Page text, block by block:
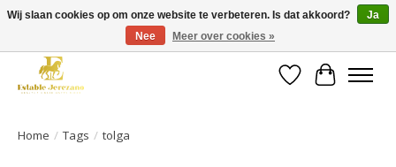
Gratis verzending vanaf €49 op een groot deel van ons assortiment
Verlanglijst
Home / Tags / tolga
Wij slaan cookies op om onze website te verbeteren. Is dat akkoord?
Ja
Nee
Meer over cookies »